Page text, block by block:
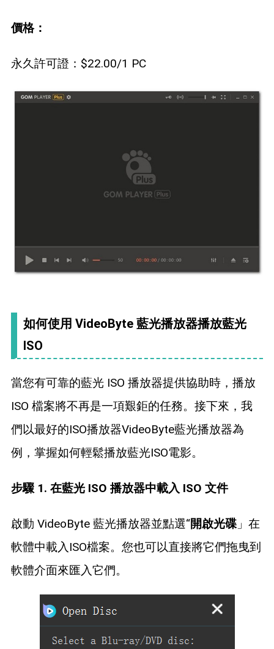
價格：
永久許可證：$22.00/1 PC
如何使用 VideoByte 藍光播放器播放藍光
ISO
當您有可靠的藍光 ISO 播放器提供協助時，播放
ISO 檔案將不再是一項艱鉅的任務。接下來，我
們以最好的ISO播放器VideoByte藍光播放器為
例，掌握如何輕鬆播放藍光ISO電影。
步驟 1. 在藍光 ISO 播放器中載入 ISO 文件
啟動 VideoByte 藍光播放器並點選“開啟光碟」在
軟體中載入ISO檔案。您也可以直接將它們拖曳到
軟體介面來匯入它們。